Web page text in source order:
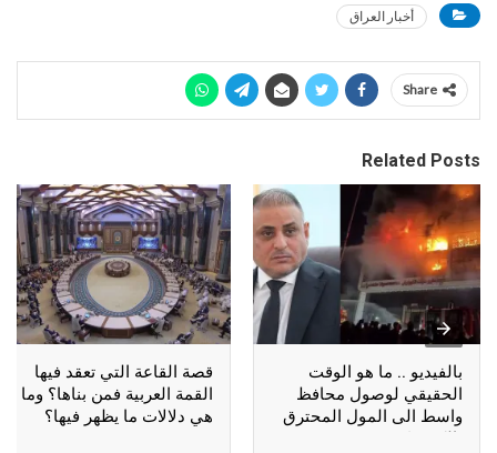
أخبار العراق
Share
Related Posts
بالفيديو .. ما هو الوقت
الحقيقي لوصول محافظ
واسط الى المول المحترق
بالكوت؟
قصة القاعة التي تعقد فيها
القمة العربية فمن بناها؟ وما
هي دلالات ما يظهر فيها؟